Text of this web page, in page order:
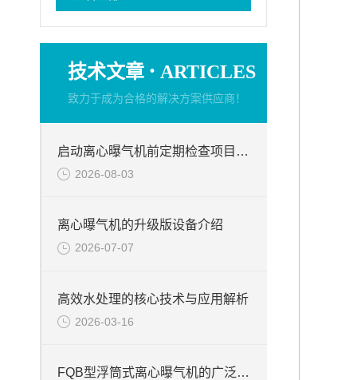
技术文章 · ARTICLES
致力于成为合格的解决方案供应商！
启动离心曝气机前定期检查项目分析
2026-08-03
离心曝气机的升级版设备介绍
2026-07-07
高效水处理的核心技术与应用解析
2026-03-16
FQB型浮筒式离心曝气机的广泛应用